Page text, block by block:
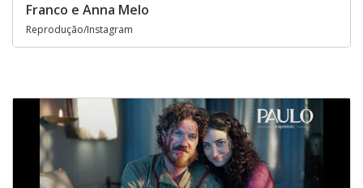
Franco e Anna Melo
Reprodução/Instagram